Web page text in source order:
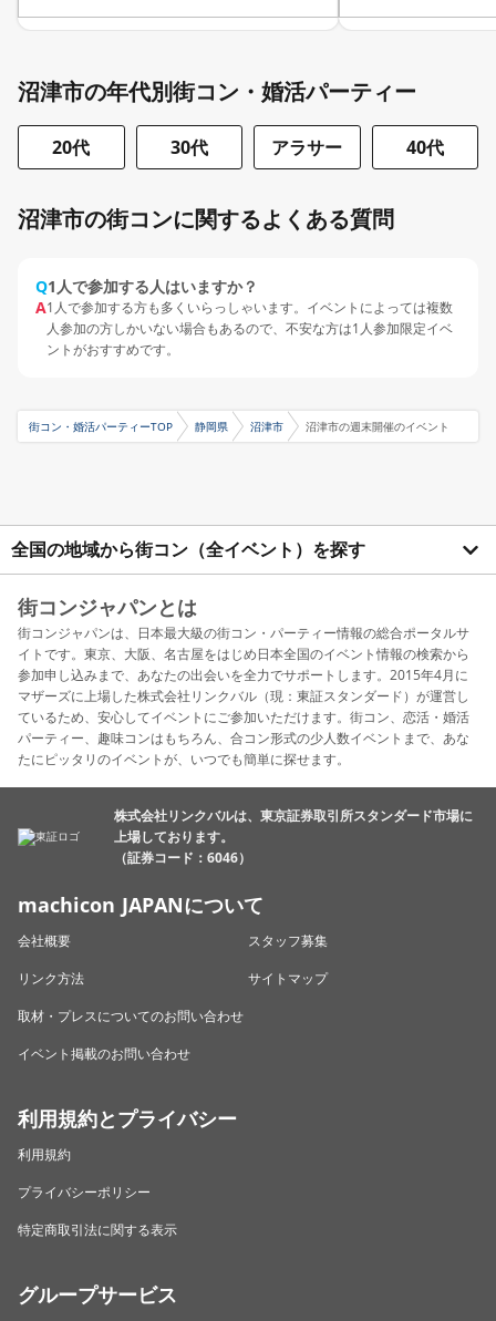
沼津市の年代別街コン・婚活パーティー
20代 30代 アラサー 40代
沼津市の街コンに関するよくある質問
Q1人で参加する人はいますか？
A1人で参加する方も多くいらっしゃいます。イベントによっては複数
人参加の方しかいない場合もあるので、不安な方は1人参加限定イベ
ントがおすすめです。
街コン・婚活パーティーTOP 静岡県 沼津市 沼津市の週末開催のイベント
全国の地域から街コン（全イベント）を探す
街コンジャパンとは
街コンジャパンは、日本最大級の街コン・パーティー情報の総合ポータルサ
イトです。東京、大阪、名古屋をはじめ日本全国のイベント情報の検索から
参加申し込みまで、あなたの出会いを全力でサポートします。2015年4月に
マザーズに上場した株式会社リンクバル（現：東証スタンダード）が運営し
ているため、安心してイベントにご参加いただけます。街コン、恋活・婚活
パーティー、趣味コンはもちろん、合コン形式の少人数イベントまで、あな
たにピッタリのイベントが、いつでも簡単に探せます。
株式会社リンクバルは、東京証券取引所スタンダード市場に
上場しております。
（証券コード：6046）
machicon JAPANについて
会社概要
スタッフ募集
リンク方法
サイトマップ
取材・プレスについてのお問い合わせ
イベント掲載のお問い合わせ
利用規約とプライバシー
利用規約
プライバシーポリシー
特定商取引法に関する表示
グループサービス